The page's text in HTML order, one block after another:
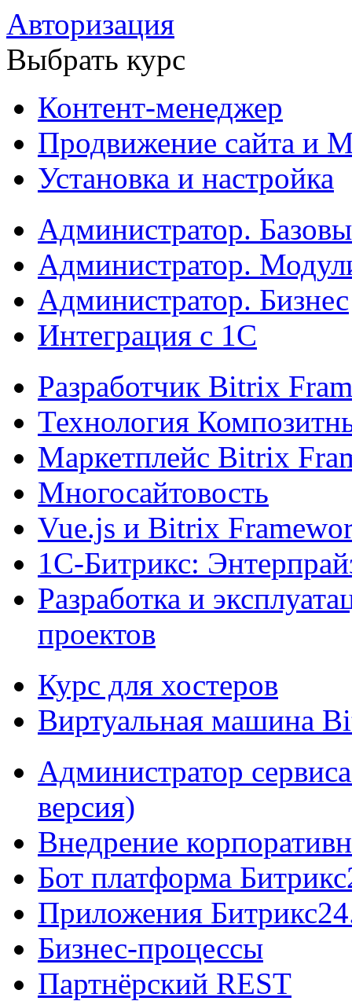
Авторизация
Выбрать курс
Контент-менеджер
Продвижение сайта и
Установка и настройка
Администратор.
Администратор.
Администратор. Бизнес
Интеграция с 1С
Разработчик Bitrix
Технология
Маркетплейс Bitrix
Многосайтовость
Vue.js и Bitrix
1С-Битрикс:
Разработка и
проектов
Курс для хостеров
Виртуальная машина
Администратор
версия)
Внедрение
Бот платформа
Приложения
Бизнес-процессы
Партнёрский REST